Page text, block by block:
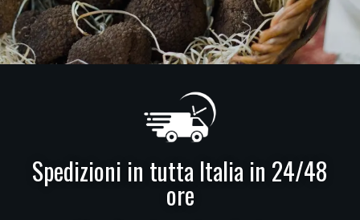
Spedizioni in tutta Italia in 24/48
ore